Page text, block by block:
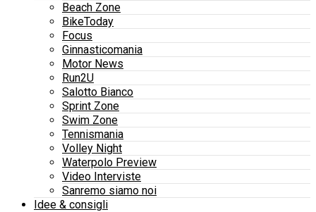
Beach Zone
BikeToday
Focus
Ginnasticomania
Motor News
Run2U
Salotto Bianco
Sprint Zone
Swim Zone
Tennismania
Volley Night
Waterpolo Preview
Video Interviste
Sanremo siamo noi
Idee & consigli